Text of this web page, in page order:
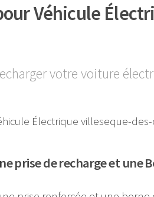
Véhicule
votre voiture
prise de recharge et une